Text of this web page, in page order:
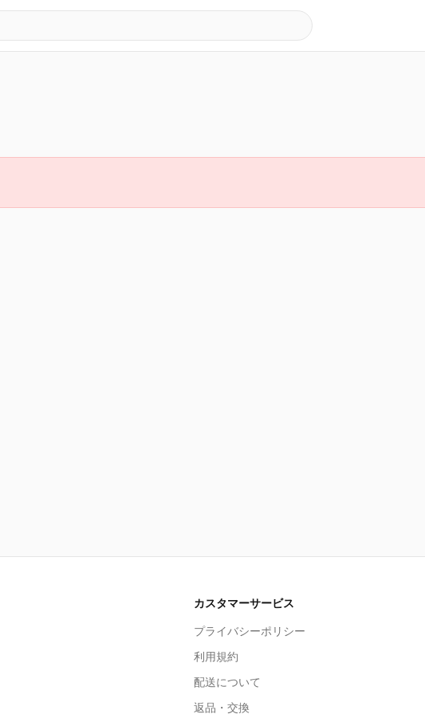
カスタマーサービス
プライバシーポリシー
利用規約
配送について
返品・交換